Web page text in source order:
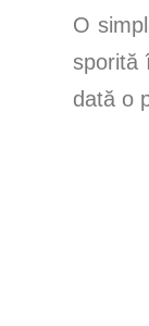
O
sporită
dată o